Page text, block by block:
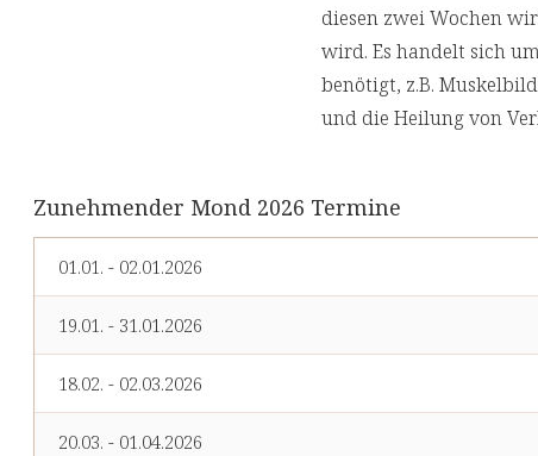
diesen zwei Wochen
wird. Es handelt sich
benötigt, z.B.
und die Heilung von
Zunehmender Mond 2026 Termine
01.01. - 02.01.2026
19.01. - 31.01.2026
18.02. - 02.03.2026
20.03. - 01.04.2026